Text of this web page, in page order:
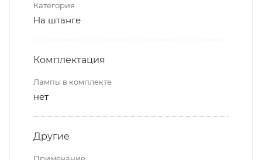
Категория
На штанге
Комплектация
Лампы в комплекте
нет
Другие